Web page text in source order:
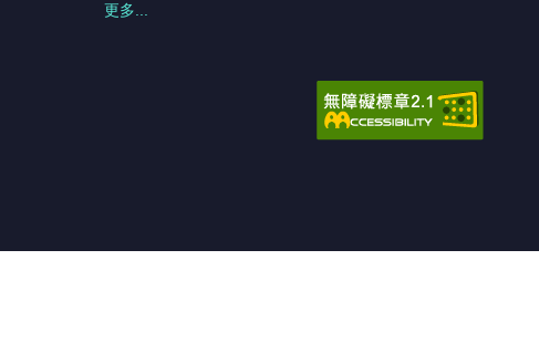
更多...